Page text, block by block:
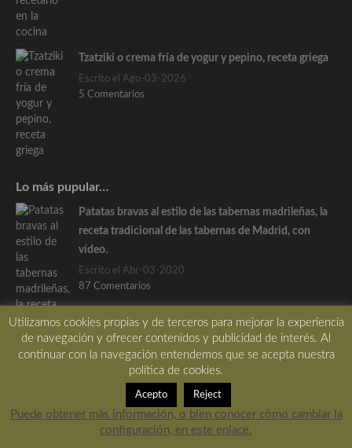
Tzatziki o crema fría de yogur y pepino, receta griega
Escrito el Ago-03-2026
5 Comentarios
Lo más pupular…
Patatas bravas al estilo de las tabernas madrileñas, la
receta tradicional de las tabernas de Madrid, con
vídeo.
Escrito el Abr-03-2020
87 Comentarios
El ajo negro, todo lo que necesitas saber para su buen
uso y conocimiento
Utilizamos cookies propias y de terceros para mejorar la experiencia
de navegación y ofrecer contenidos y publicidad de interés. Al
continuar con la navegación entendemos que se acepta nuestra
política de cookies.
Acepto Reject
Puede obtener más información, o bien conocer cómo cambiar la
configuración, en este enlace.